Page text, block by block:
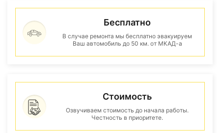
Бесплатно
В случае ремонта мы бесплатно эвакуируем
Ваш автомобиль до 50 км. от МКАД-а
Стоимость
Озвучиваем стоимость до начала работы.
Честность в приоритете.